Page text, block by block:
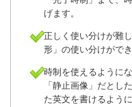
げます。
正しく使い分けが難
形」の使い分けがで
時制を使えるように
「静止画像」だとし
た英文を書けるよう